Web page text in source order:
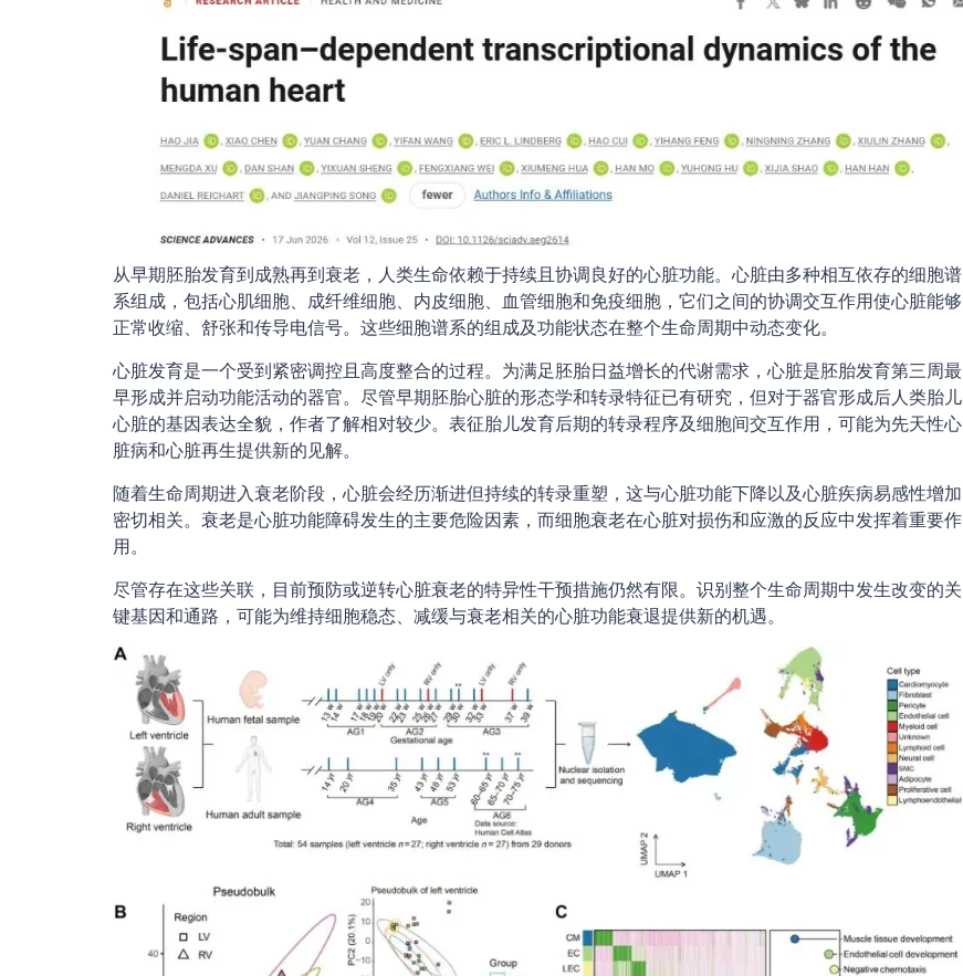
从早期胚胎发育到成熟再到衰老，人类生命依赖于持续且协调良好的心脏功能。心脏由多种相互依存的细胞谱
系组成，包括心肌细胞、成纤维细胞、内皮细胞、血管细胞和免疫细胞，它们之间的协调交互作用使心脏能够
正常收缩、舒张和传导电信号。这些细胞谱系的组成及功能状态在整个生命周期中动态变化。
心脏发育是一个受到紧密调控且高度整合的过程。为满足胚胎日益增长的代谢需求，心脏是胚胎发育第三周最
早形成并启动功能活动的器官。尽管早期胚胎心脏的形态学和转录特征已有研究，但对于器官形成后人类胎儿
心脏的基因表达全貌，作者了解相对较少。表征胎儿发育后期的转录程序及细胞间交互作用，可能为先天性心
脏病和心脏再生提供新的见解。
随着生命周期进入衰老阶段，心脏会经历渐进但持续的转录重塑，这与心脏功能下降以及心脏疾病易感性增加
密切相关。衰老是心脏功能障碍发生的主要危险因素，而细胞衰老在心脏对损伤和应激的反应中发挥着重要作
用。
尽管存在这些关联，目前预防或逆转心脏衰老的特异性干预措施仍然有限。识别整个生命周期中发生改变的关
键基因和通路，可能为维持细胞稳态、减缓与衰老相关的心脏功能衰退提供新的机遇。